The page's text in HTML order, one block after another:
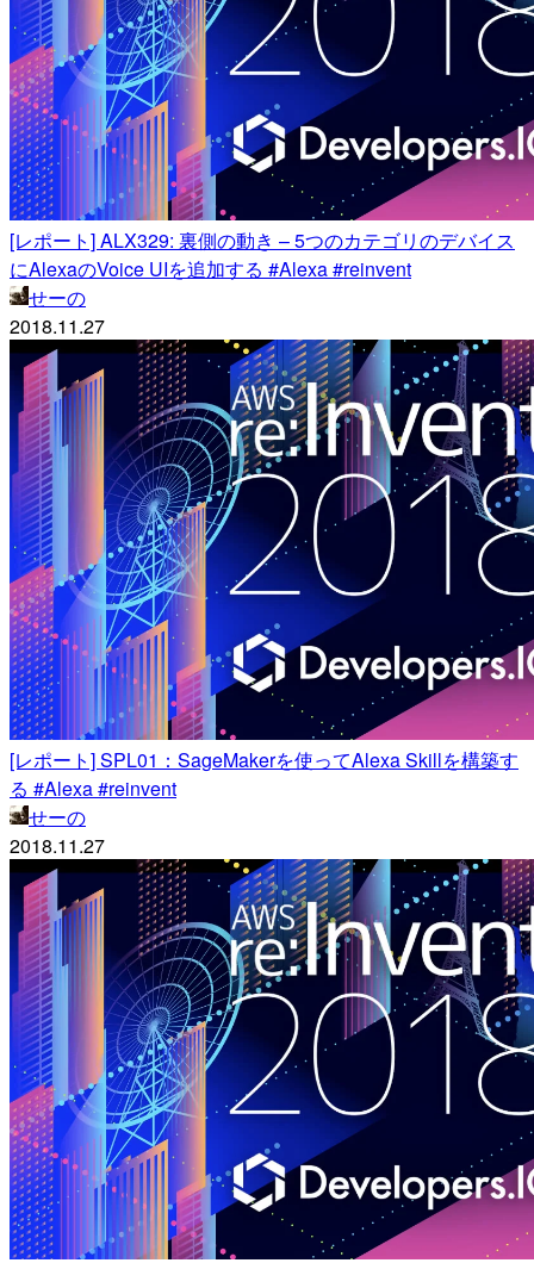
[レポート] ALX329: 裏側の動き – 5つのカテゴリのデバイス
にAlexaのVoice UIを追加する #Alexa #reinvent
せーの
2018.11.27
[レポート] SPL01：SageMakerを使ってAlexa Skillを構築す
る #Alexa #reinvent
せーの
2018.11.27